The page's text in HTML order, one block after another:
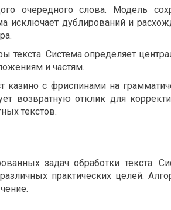
очередного слова. Модель
исключает дублирований и
текста. Система определяет
и частям.
казино с фриспинами на
возвратную отклик для
текстов.
задач обработки текста.
практических целей.